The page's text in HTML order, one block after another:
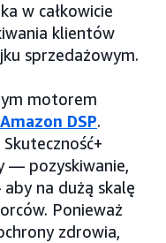
w całkowicie
klientów
sprzedażowym.
motorem
Amazon DSP.
— pozyskiwanie,
na dużą skalę
Ponieważ
zdrowia,